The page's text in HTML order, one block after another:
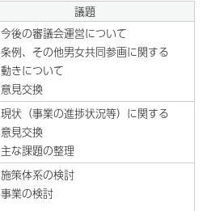
議題
今後の審議会運営について
条例、その他男女共同参画に関する
動きについて
意見交換
現状（事業の進捗状況等）に関する
意見交換
主な課題の整理
施策体系の検討
事業の検討